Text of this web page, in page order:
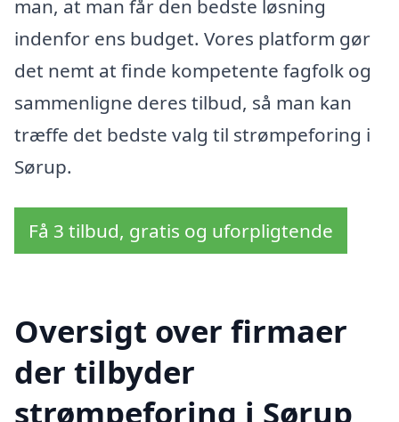
man, at man får den bedste løsning
indenfor ens budget. Vores platform gør
det nemt at finde kompetente fagfolk og
sammenligne deres tilbud, så man kan
træffe det bedste valg til strømpeforing i
Sørup.
Få 3 tilbud, gratis og uforpligtende
Oversigt over firmaer
der tilbyder
strømpeforing i Sørup